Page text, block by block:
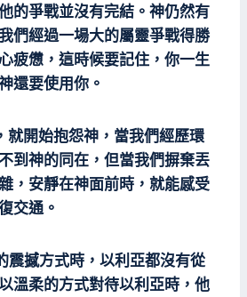
的爭戰並沒有完結。神仍然有
們經過一場大的屬靈爭戰得勝
疲憊，這時候要記住，你一生
還要使用你。
就開始抱怨神，當我們經歷環
到神的同在，但當我們摒棄丟
，安靜在神面前時，就能感受
交通。
震撼方式時，以利亞都沒有從
溫柔的方式對待以利亞時，他